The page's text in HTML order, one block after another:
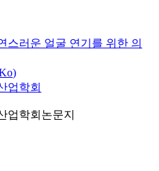
스러운 얼굴 연기를 위한 의
)
업학회
업학회논문지